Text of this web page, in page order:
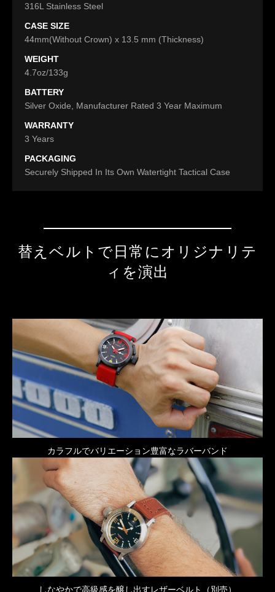
316L Stainless Steel
CASE SIZE
44mm(Without Crown) x 13.5 mm (Thickness)
WEIGHT
4.7oz/133g
BATTERY
Silver Oxide, Manufacturer Rated 3 Year Maximum
WARRANTY
3 Years
PACKAGING
Securely Shipped In Its Own Watertight Tactical Case
替えベルトで日常にオリジナリテ
ィを演出
カラフルでバリエーション豊富なラバーバンド
しなやかで高級感を醸し出すレザーベルト（別売）